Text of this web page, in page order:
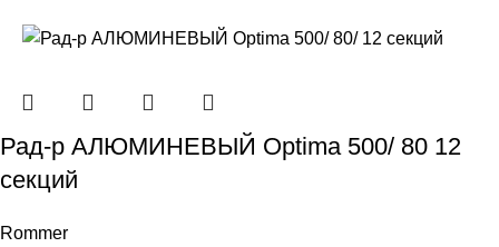
Рад-р АЛЮМИНЕВЫЙ Optima 500/ 80 12
секций
Rommer